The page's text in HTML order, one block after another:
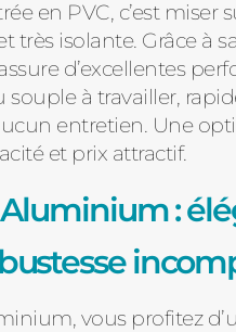
en PVC, c’est miser
très isolante. Grâce à
d’excellentes
souple à travailler,
entretien. Une
et prix attractif.
:
vous profitez